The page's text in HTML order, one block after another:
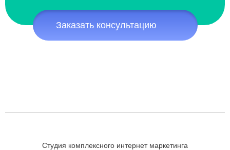
Заказать консультацию
Студия комплексного интернет маркетинга